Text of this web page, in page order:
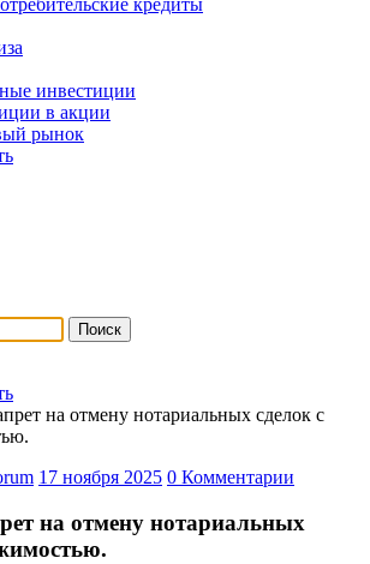
инвестиции
в акции
рынок
на отмену нотариальных сделок с
17 ноября 2025 0 Комментарии
на отмену нотариальных